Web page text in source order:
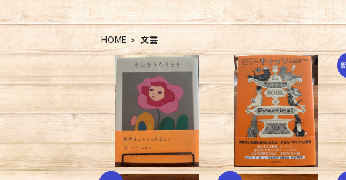
HOME 文芸
うたをうたうとき
¥2,420
キャッツ
¥1,650